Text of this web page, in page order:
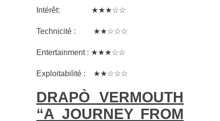
Intérêt: ★★★☆☆
Technicité : ★★☆☆☆
Entertainment : ★★★☆☆
Exploitabilité : ★★☆☆☆
DRAPÒ VERMOUTH
“A JOURNEY FROM